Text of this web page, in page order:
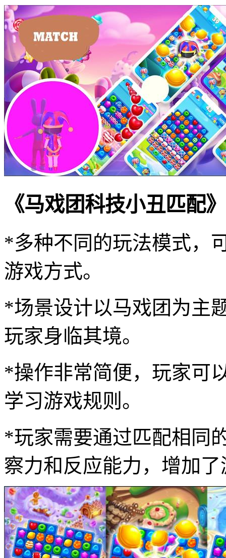
《马戏团科技小丑匹配
*多种不同的玩法模式，
游戏方式。
*场景设计以马戏团为主
玩家身临其境。
*操作非常简便，玩家可
学习游戏规则。
*玩家需要通过匹配相同
察力和反应能力，增加